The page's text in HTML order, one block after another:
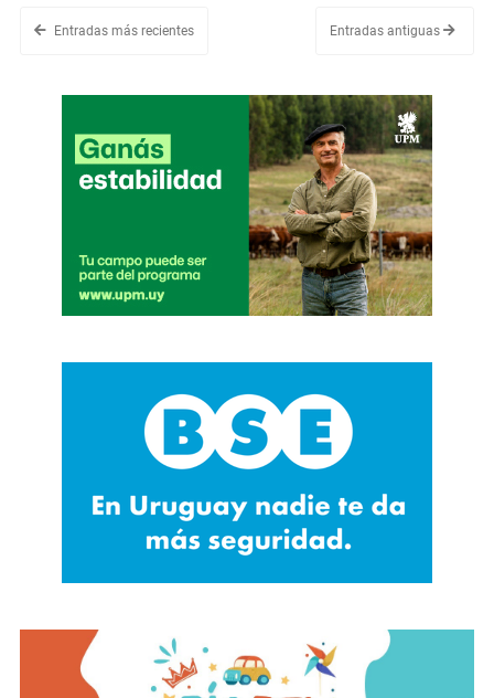
Entradas más recientes Entradas antiguas